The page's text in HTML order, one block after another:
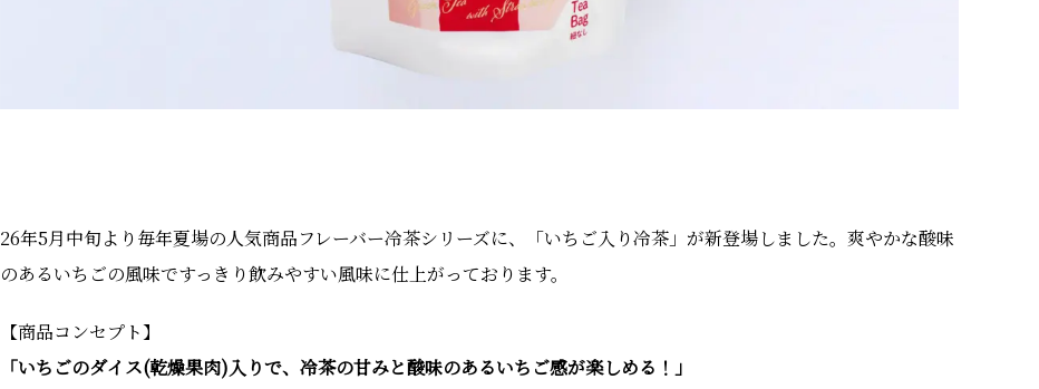
26年5月中旬より毎年夏場の人気商品フレーバー冷茶シリーズに、「いちご入り冷茶」が新登場しました。爽やかな酸味
のあるいちごの風味ですっきり飲みやすい風味に仕上がっております。
【商品コンセプト】
「いちごのダイス(乾燥果肉)入りで、冷茶の甘みと酸味のあるいちご感が楽しめる！」